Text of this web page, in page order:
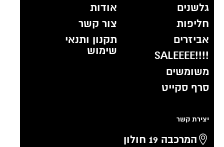
גלשנים
חליפות
אביזרים
!!!!SALEEEE
משומשים
סרף סקייט
אודות
צור קשר
תקנון ותנאי
שימוש
יצירת קשר
המרכבה 19 חולון